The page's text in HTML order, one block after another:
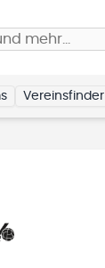
mehr…
Vereinsfinder